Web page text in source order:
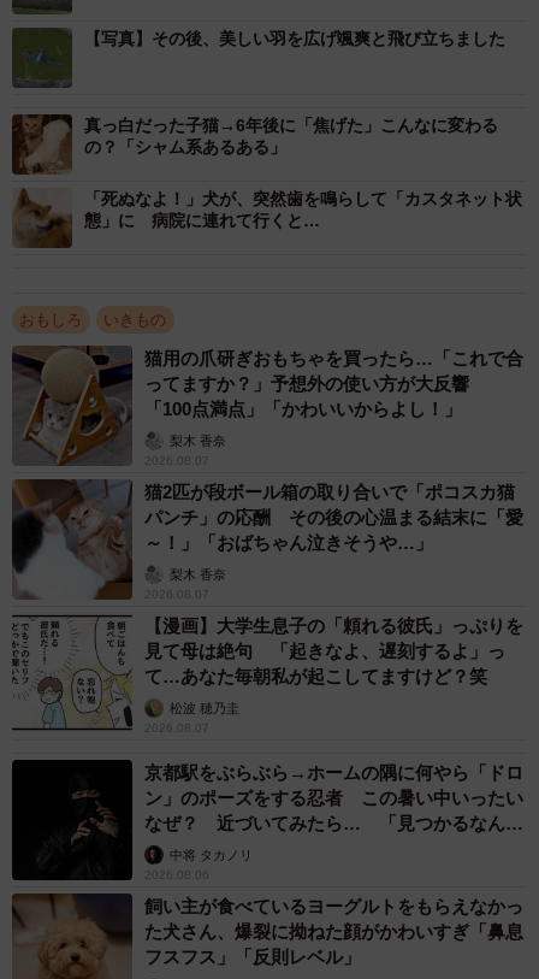
ったように見えますが、カワセミさんはこの後、涼しい顔
で飛んで行ったというのだから驚きです…!!
そのコバルトブルーの美しい羽色から「空飛ぶ宝石」と
もいわれる優美な野鳥、カワセミさんの大食漢ぶりが多く
の人の心をとらえたらしく、投稿には記事執筆時点で「7.2
万件」もの「いいね」がつきました。
凄いですね w」「丸くなってますねー!!」「ドヤ顔に見えち
ゃう2まいめ」などの声が寄せられています。
写真を撮影・投稿した「ポークジンジャー」
（@porkginjer）さんは約4年前よりバードウォッチングを
開始したといいます。現在は神奈川県西部の相模湾沿岸の
「西湘（せいしょう） 」に在住し森林や海に囲まれた環境
でさまざまな鳥を見る生活を送っているのだそう。
「狩り」を撮るつもりだったけど…
ポークジンジャーさんにこの2枚の写真を撮った時のこと
をお聞きすると「日頃、カルガモ親子やサギなどを見てい
る近所の川で撮りました」とのことでした。
「狩りをするカワセミを撮ってみたいと思い探したのです
が見つかりませんでした。そして最近、カワセミが羽繕い
などで休憩する場所まで来たところ、魚をくわえたこのカ
ワセミが飛んで来ました」といいます。
さらに「狩りは見れませんでしたが、食べるところや飛び
【写真】その後、美しい羽を広げ颯爽と飛び立ちました
真っ白だった子猫→6年後に「焦げた」こんなに変わる
の？「シャム系あるある」
「死ぬなよ！」犬が、突然歯を鳴らして「カスタネット状
態」に 病院に連れて行くと…
おもしろ いきもの
猫用の爪研ぎおもちゃを買ったら…「これで合
ってますか？」予想外の使い方が大反響
「100点満点」「かわいいからよし！」
梨木 香奈
2026.08.07
猫2匹が段ボール箱の取り合いで「ポコスカ猫
パンチ」の応酬 その後の心温まる結末に「愛
～！」「おばちゃん泣きそうや…」
梨木 香奈
2026.08.07
【漫画】大学生息子の「頼れる彼氏」っぷりを
見て母は絶句 「起きなよ、遅刻するよ」っ
て…あなた毎朝私が起こしてますけど？笑
松波 穂乃圭
2026.08.07
京都駅をぶらぶら→ホームの隅に何やら「ドロ
ン」のポーズをする忍者 この暑い中いったい
なぜ？ 近づいてみたら… 「見つかるなんて
未熟」中将 タカノリ
2026.08.06
飼い主が食べているヨーグルトをもらえなかっ
た犬さん、爆裂に拗ねた顔がかわいすぎ「鼻息
フスフス」「反則レベル」